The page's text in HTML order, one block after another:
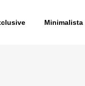
Minimalista